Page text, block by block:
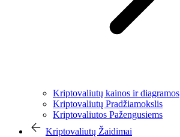
Kriptovaliutų kainos ir diagramos
Kriptovaliutų Pradžiamokslis
Kriptovaliutos Pažengusiems
Kriptovaliutų Žaidimai